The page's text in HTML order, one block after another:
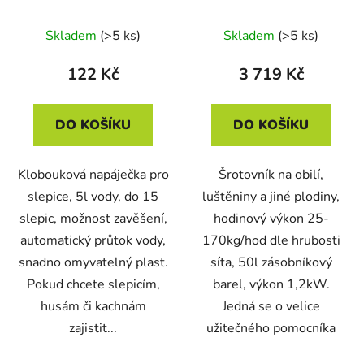
ANTAR - 5l
Skladem (>5 ks)
122 Kč
DO KOŠÍKU
Klobouková napáječka pro
slepice, 5l vody, do 15
slepic, možnost zavěšení,
automatický průtok vody,
snadno omyvatelný plast.
Pokud chcete slepicím,
husám či kachnám
zajistit...
HP 1,2kW
Skladem (>5 ks)
3 719 Kč
DO KOŠÍKU
Šrotovník na obilí,
luštěniny a jiné plodiny,
hodinový výkon 25-
170kg/hod dle hrubosti
síta, 50l zásobníkový
barel, výkon 1,2kW.
Jedná se o velice
užitečného pomocníka